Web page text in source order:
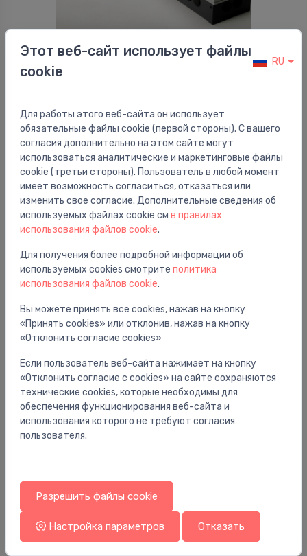
Встраиваемые конвекторы
Konvektors grīdas Mini Canal 26 tips, 19x310 cm,
roll-up alumīnija reste
1,418.92 €
Встраиваемые конвекторы
⬤
Konvektors grīdas Mini Canal 42 tips, 19x310 cm,
roll-up alumīnija reste
1,603.37 €
Этот веб-сайт использует файлы
cookie
RU
Для работы этого веб-сайта он использует
обязательные файлы cookie (первой стороны). С вашего
согласия дополнительно на этом сайте могут
использоваться аналитические и маркетинговые файлы
cookie (третьи стороны). Пользователь в любой момент
имеет возможность согласиться, отказаться или
изменить свое согласие. Дополнительные сведения об
используемых файлах cookie см в правилах
использования файлов cookie.
Для получения более подробной информации об
используемых cookies смотрите политика
использования файлов cookie.
Вы можете принять все cookies, нажав на кнопку
«Принять cookies» или отклонив, нажав на кнопку
«Отклонить согласие cookies»
Если пользователь веб-сайта нажимает на кнопку
«Отклонить согласие с cookies» на сайте сохраняются
технические cookies, которые необходимы для
обеспечения функционирования веб-сайта и
использования которого не требуют согласия
пользователя.
Разрешить файлы cookie
Настройка параметров Отказать